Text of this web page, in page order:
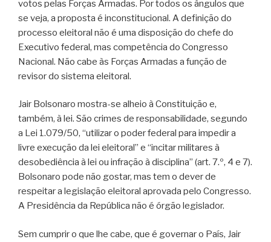
votos pelas Forças Armadas. Por todos os ângulos que
se veja, a proposta é inconstitucional. A definição do
processo eleitoral não é uma disposição do chefe do
Executivo federal, mas competência do Congresso
Nacional. Não cabe às Forças Armadas a função de
revisor do sistema eleitoral.
Jair Bolsonaro mostra-se alheio à Constituição e,
também, à lei. São crimes de responsabilidade, segundo
a Lei 1.079/50, “utilizar o poder federal para impedir a
livre execução da lei eleitoral” e “incitar militares à
desobediência à lei ou infração à disciplina” (art. 7.º, 4 e 7).
Bolsonaro pode não gostar, mas tem o dever de
respeitar a legislação eleitoral aprovada pelo Congresso.
A Presidência da República não é órgão legislador.
Sem cumprir o que lhe cabe, que é governar o País, Jair